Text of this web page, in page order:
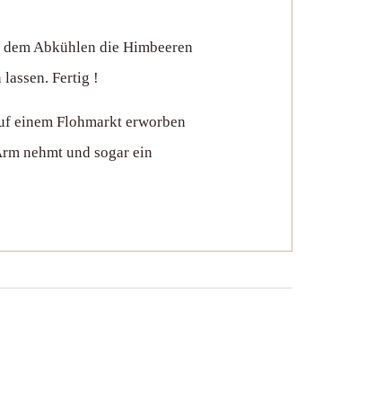
Abkühlen die Himbeeren
Fertig !
einem Flohmarkt erworben
nehmt und sogar ein